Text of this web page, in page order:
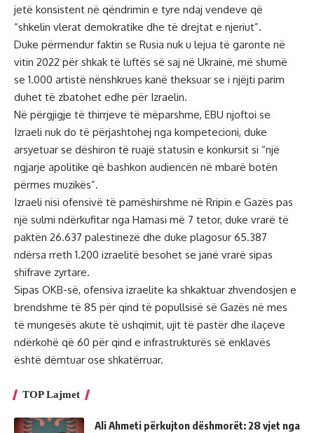
jetë konsistent në qëndrimin e tyre ndaj vendeve që
“shkelin vlerat demokratike dhe të drejtat e njeriut”.
Duke përmendur faktin se Rusia nuk u lejua të garonte në
vitin 2022 për shkak të luftës së saj në Ukrainë, më shumë
se 1.000 artistë nënshkrues kanë theksuar se i njëjti parim
duhet të zbatohet edhe për Izraelin.
Në përgjigje të thirrjeve të mëparshme, EBU njoftoi se
Izraeli nuk do të përjashtohej nga kompetecioni, duke
arsyetuar se dëshiron të ruajë statusin e konkursit si “një
ngjarje apolitike që bashkon audiencën në mbarë botën
përmes muzikës”.
Izraeli nisi ofensivë të pamëshirshme në Rripin e Gazës pas
një sulmi ndërkufitar nga Hamasi më 7 tetor, duke vrarë të
paktën 26.637 palestinezë dhe duke plagosur 65.387
ndërsa rreth 1.200 izraelitë besohet se janë vrarë sipas
shifrave zyrtare.
Sipas OKB-së, ofensiva izraelite ka shkaktuar zhvendosjen e
brendshme të 85 për qind të popullsisë së Gazës në mes
të mungesës akute të ushqimit, ujit të pastër dhe ilaçeve
ndërkohë që 60 për qind e infrastrukturës së enklavës
është dëmtuar ose shkatërruar.
TOP Lajmet
Ali Ahmeti përkujton dëshmorët: 28 vjet nga